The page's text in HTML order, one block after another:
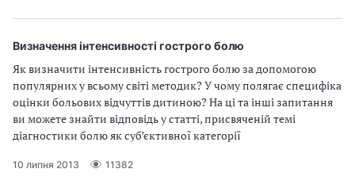
Визначення інтенсивності гострого болю
Як визначити інтенсивність гострого болю за допомогою
популярних у всьому світі методик? У чому полягає специфіка
оцінки больових відчуттів дитиною? На ці та інші запитання
ви можете знайти відповідь у статті, присвяченій темі
діагностики болю як суб’єктивної категорії
10 липня 2013 11382